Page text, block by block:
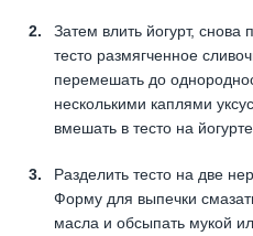
Затем влить йогурт,
тесто размягченное
перемешать до
несколькими каплями
вмешать в тесто на
Разделить тесто на две
Форму для выпечки
масла и обсыпать мукой